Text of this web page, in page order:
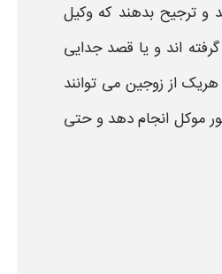
و ترجیح بدهند که وکیل
اند و یا قصد جدایی
از زوجین می توانند
موکل انجام دهد و حتی